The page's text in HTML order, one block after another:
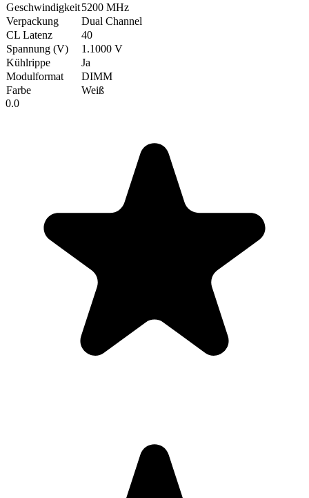
Geschwindigkeit5200 MHz
Verpackung
Dual Channel
CL Latenz
40
Spannung (V)
1.1000 V
Kühlrippe
Ja
Modulformat
DIMM
Farbe
Weiß
0.0